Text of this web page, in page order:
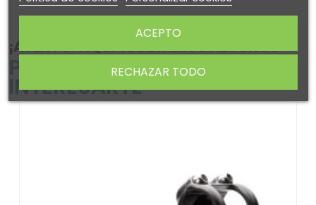
¡ATENTO! AQUÍ TE DEJAMOS ALGUNOS
PRODUCTOS QUE PODRÍAN
INTERESARTE
RECHAZAR TODO
ACEPTO